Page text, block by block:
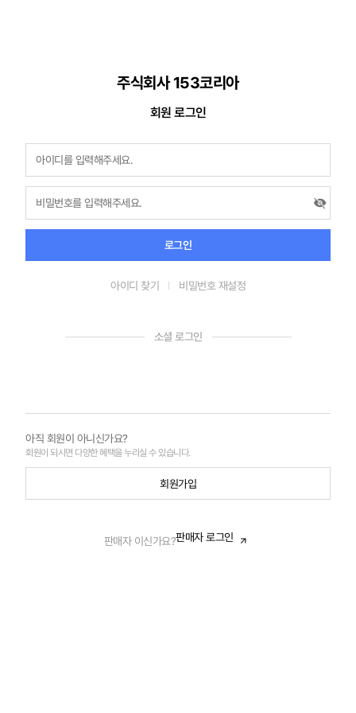
주식회사 153코리아
회원 로그인
로그인
아이디 찾기 비밀번호 재설정
소셜 로그인
아직 회원이 아니신가요?
회원이 되시면 다양한 혜택을 누리실 수 있습니다.
회원가입
판매자 이신가요?판매자 로그인